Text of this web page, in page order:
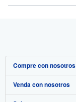
Compre con nosotros
Búsqueda avanzada
Venda con nosotros